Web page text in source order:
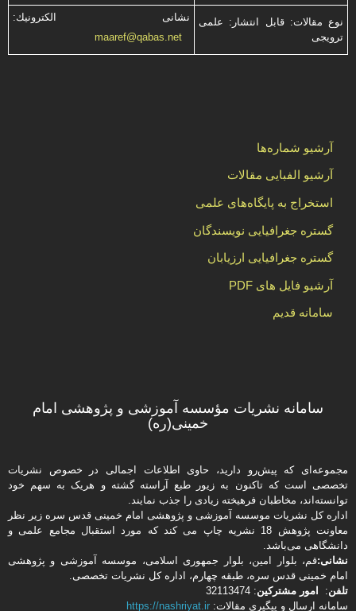
نوع مقالات: قابل انتشار: علمی
ترویجی
نشانی الكترونیك:
maaref@qabas.net
آرشیو شماره‌ها
آرشیو الفبایی مقالات
استخراج به پایگاه‌های علمی
گستره جغرافیایی نویسندگان
گستره جغرافیایی ارزیابان
آرشیو فایل های PDF
سامانه قدیم
سامانه نشریات مؤسسه آموزشی و پژوهشی امام
خمینی(ره)
مجموعه‌ای که پیش‌رو دارید،‌ حاوی اطلاعات اجمالی در خصوص نشریات
تخصصی است که تاکنون به زیور طبع آراسته گشته و هریک به سهم خود
توانسته‌اند، مخاطبان فرهیخته‌ زیادی را جذب نمایند.
اداره كل نشریات موسسه آموزشی و پژوهشی امام خمینی قدس سره زیر نظر
معاونت پژوهش 18 نشریه چاپ می کند که مورد استقبال مجامع علمی و
دانشگاهی می‌باشد.
نشانی:قم، بلوار امین، بلوار جمهوری اسلامی، موسسه آموزشی و پژوهشی
امام خمینی قدس سره، طبقه چهارم، اداره كل نشریات تخصصی.
تلفن: امور مشتركین: 32113474
سامانه ارسال و پیگیری مقالات: https://nashriyat.ir